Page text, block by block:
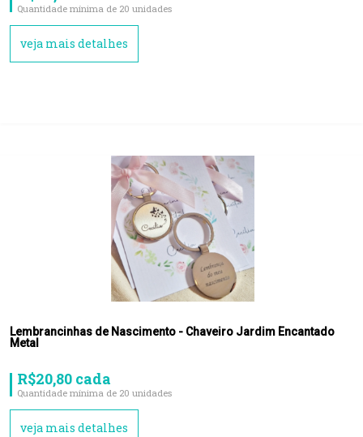
Quantidade mínima de 20 unidades
veja mais detalhes
Lembrancinhas de Nascimento - Chaveiro Jardim Encantado
Metal
R$20,80 cada
Quantidade mínima de 20 unidades
veja mais detalhes